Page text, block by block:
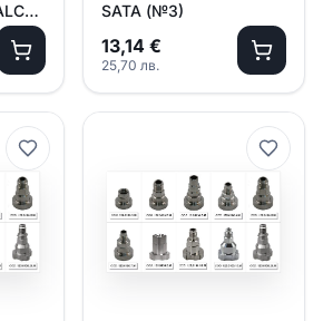
DEVILBISSSATA (№3)
13,14 €
25,70 лв.